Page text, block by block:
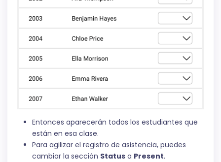
Entonces aparecerán todos los estudiantes que
están en esa clase.
Para agilizar el registro de asistencia, puedes
cambiar la sección Status a Present.